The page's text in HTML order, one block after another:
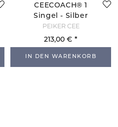
CEECOACH® 1
Singel - Silber
PEIKER CEE
213,00 €
IN DEN WARENKORB